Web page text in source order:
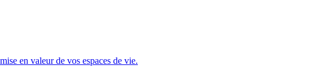
en valeur de vos espaces de vie.